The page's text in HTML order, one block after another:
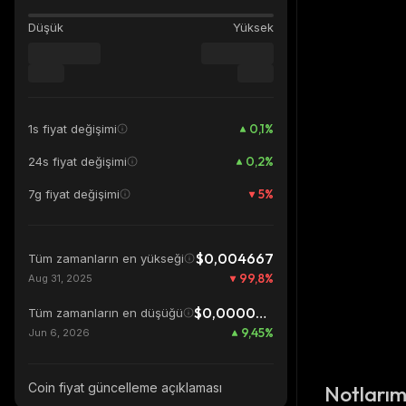
Düşük Yüksek
1s fiyat değişimi 0,1%
24s fiyat değişimi 0,2%
7g fiyat değişimi 5%
Tüm zamanların en yükseği $0,004667
Aug 31, 2025 99,8%
Tüm zamanların en düşüğü $0,00000853
Jun 6, 2026 9,45%
Coin fiyat güncelleme açıklaması Notlarım